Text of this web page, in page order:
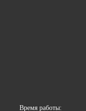
Время работы: